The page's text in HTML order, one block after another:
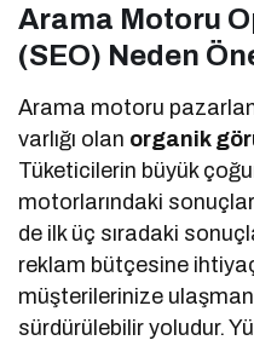
Arama Motoru
(SEO) Neden
Arama motoru
varlığı olan organik
Tüketicilerin büyük
motorlarındaki
de ilk üç sıradaki
reklam bütçesine
müşterilerinize
sürdürülebilir yoludur.